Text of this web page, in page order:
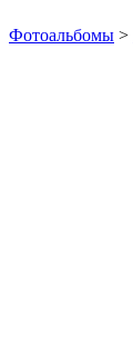
Фотоальбомы >